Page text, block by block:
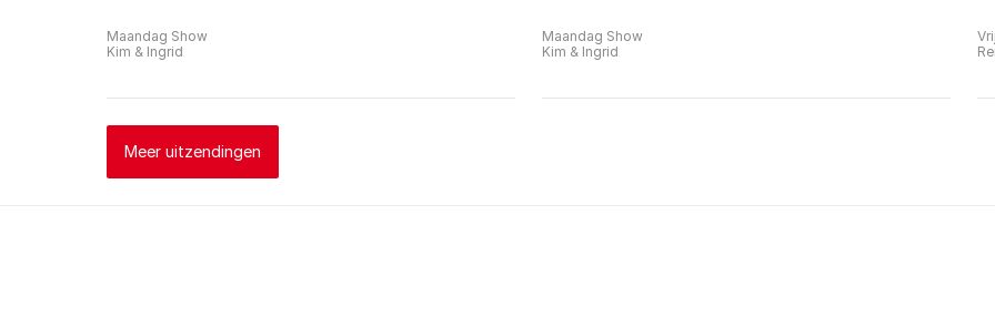
Maandag Show
Kim & Ingrid
Maandag Show
Kim & Ingrid
Meer uitzendingen